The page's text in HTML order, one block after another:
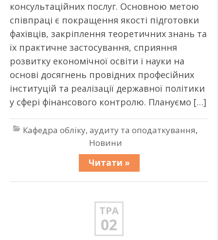
консультаційних послуг. Основною метою
співпраці є покращення якості підготовки
фахівців, закріплення теоретичних знань та
їх практичне застосування, сприяння
розвитку економічної освіти і науки на
основі досягнень провідних професійних
інституцій та реалізації державної політики
у сфері фінансового контролю. Плануємо […]
Кафедра обліку, аудиту та оподаткування,
Новини
Читати »
ТРА
02